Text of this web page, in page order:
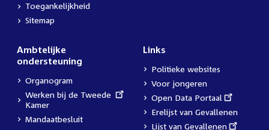
Toegankelijkheid
Sitemap
Ambtelijke
ondersteuning
Organogram
External
link:
Werken bij de Tweede
Kamer
Mandaatbesluit
Links
Politieke websites
Voor jongeren
External
link:
Open Data Portaal
Erelijst van Gevallenen
External
Lijst van Gevallenen